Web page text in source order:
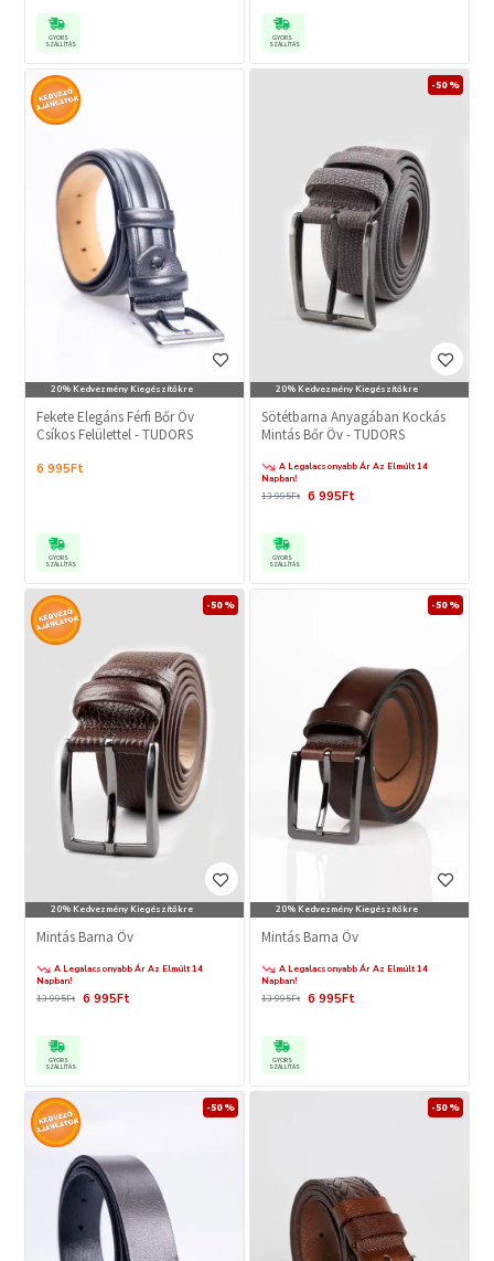
GYORS
SZÁLLÍTÁS
GYORS
SZÁLLÍTÁS
20% Kedvezmény Kiegészítőkre
Fekete Elegáns Férfi Bőr Öv
Csíkos Felülettel - TUDORS
6 995Ft
GYORS
SZÁLLÍTÁS
20% Kedvezmény Kiegészítőkre
-50 %
Sötétbarna Anyagában Kockás
Mintás Bőr Öv - TUDORS
A Legalacsonyabb Ár Az Elmúlt 14
Napban!
6 995Ft
13 995Ft
GYORS
SZÁLLÍTÁS
20% Kedvezmény Kiegészítőkre
-50 %
Mintás Barna Öv
A Legalacsonyabb Ár Az Elmúlt 14
Napban!
6 995Ft
13 995Ft
GYORS
SZÁLLÍTÁS
20% Kedvezmény Kiegészítőkre
-50 %
Mintás Barna Öv
A Legalacsonyabb Ár Az Elmúlt 14
Napban!
6 995Ft
13 995Ft
GYORS
SZÁLLÍTÁS
-50 % -50 %